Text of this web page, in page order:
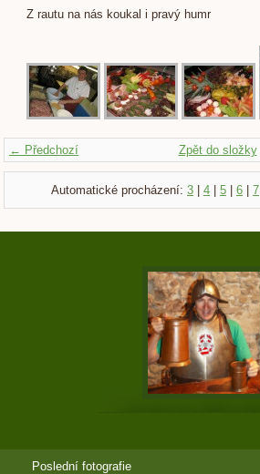
Z rautu na nás koukal i pravý humr
← Předchozí Zpět do složky
Automatické procházení: 3 4 5 6 7
Poslední fotografie